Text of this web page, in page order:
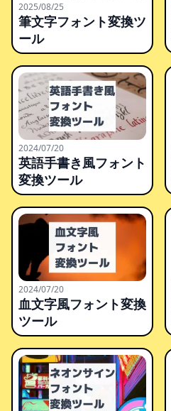
2025/08/25
筆文字フォント変換ツ
ール
2024/07/20
英語手書き風フォント
変換ツール
2024/07/20
血文字風フォント変換
ツール